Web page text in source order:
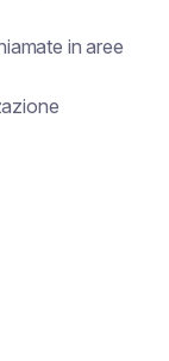
in aree